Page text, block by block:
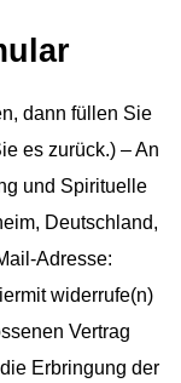
dann füllen Sie
es zurück.) – An
und Spirituelle
Deutschland,
Adresse:
widerrufe(n)
Vertrag
Erbringung der